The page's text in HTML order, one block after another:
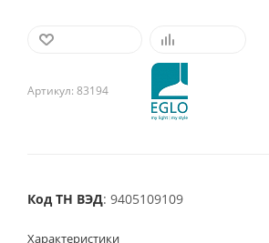
Артикул: 83194
Код ТН ВЭД: 9405109109
Характеристики